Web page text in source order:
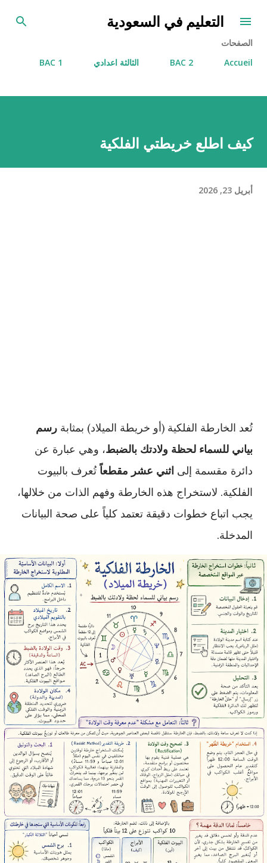
التخطي إلى المحتوى الرئيسي
التعليم في السعودية
الصفحات
Accueil
2 BAC الثالثة اعدادي 1 BAC
كيف اطلع خريطتي الفلكية
أبريل 23, 2026
تُعد الخارطة الفلكية (أو خريطة الميلاد) بمثابة رسم
بياني للسماء لحظة ولادتك بالضبط، وهي عبارة عن
دائرة مقسمة إلى اثني عشر مقطعاً تُعرف بالبيوت
الفلكية. لاستخراج هذه الخارطة وفهم الذات من خلالها،
يجب اتباع خطوات دقيقة تعتمد كلياً على صحة البيانات
المدخلة.